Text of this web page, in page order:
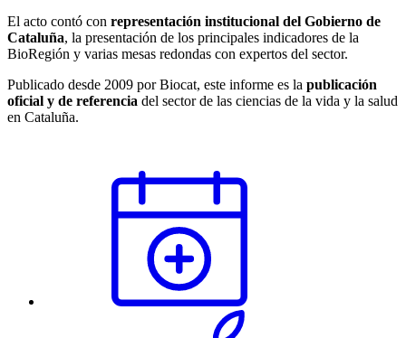
El acto contó con representación institucional del Gobierno de
Cataluña, la presentación de los principales indicadores de la
BioRegión y varias mesas redondas con expertos del sector.
Publicado desde 2009 por Biocat, este informe es la publicación
oficial y de referencia del sector de las ciencias de la vida y la salud
en Cataluña.